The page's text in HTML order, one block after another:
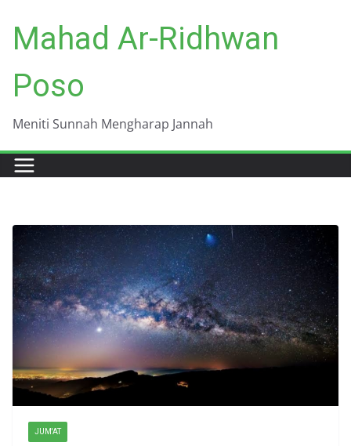
content
Mahad Ar-Ridhwan
Poso
Meniti Sunnah Mengharap Jannah
JUM'AT